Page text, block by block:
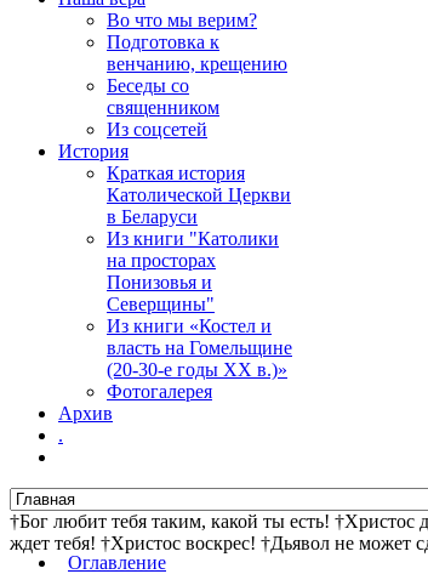
Во что мы верим?
Подготовка к
венчанию, крещению
Беседы со
священником
Из соцсетей
История
Краткая история
Католической Церкви
в Беларуси
Из книги "Католики
на просторах
Понизовья и
Северщины"
Из книги «Костел и
власть на Гомельщине
(20-30-е годы ХХ в.)»
Фотогалерея
Архив
.
†Бог любит тебя таким, какой ты есть!
ждет тебя! †Христос воскрес! †Дьявол не может
Оглавление